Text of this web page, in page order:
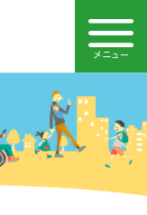
メニュー
さ調整